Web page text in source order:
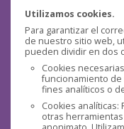
Utilizamos cookies.
Para garantizar el
de nuestro sitio web,
pueden dividir en dos
Cookies
funcionamiento
fines analíticos o
Cookies analíticas:
otras